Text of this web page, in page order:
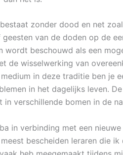
zonder dood en net
van de doden op de
wordt beschouwd als een
de wisselwerking van
in deze traditie ben je
in het dagelijks leven.
in verschillende bomen in de
in verbinding met een nieuwe
bescheiden leraren die